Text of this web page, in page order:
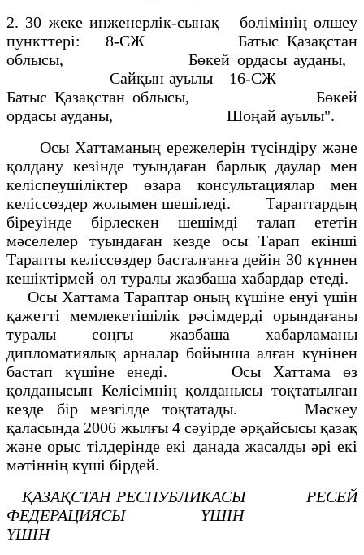
2. 30 жеке инженерлік-сынақ бөлімінің өлшеу
пункттері: 8-СЖ Батыс Қазақстан
облысы, Бөкей ордасы ауданы,
Сайқын ауылы 16-СЖ
Батыс Қазақстан облысы, Бөкей
ордасы ауданы, Шоңай ауылы".
Осы Хаттаманың ережелерін түсіндіру және
қолдану кезінде туындаған барлық даулар мен
келіспеушіліктер өзара консультациялар мен
келіссөздер жолымен шешіледі. Тараптардың
біреуінде бірлескен шешімді талап ететін
мәселелер туындаған кезде осы Тарап екінші
Тарапты келіссөздер басталғанға дейін 30 күннен
кешіктірмей ол туралы жазбаша хабардар етеді.
Осы Хаттама Тараптар оның күшіне енуі үшін
қажетті мемлекетішілік рәсімдерді орындағаны
туралы соңғы жазбаша хабарламаны
дипломатиялық арналар бойынша алған күнінен
бастап күшіне енеді. Осы Хаттама өз
қолданысын Келісімнің қолданысы тоқтатылған
кезде бір мезгілде тоқтатады. Мәскеу
қаласында 2006 жылғы 4 сәуірде әрқайсысы қазақ
және орыс тілдерінде екі данада жасалды әрі екі
мәтіннің күші бірдей.
ҚАЗАҚСТАН РЕСПУБЛИКАСЫ РЕСЕЙ
ФЕДЕРАЦИЯСЫ
ҮШІН
ҮШІН